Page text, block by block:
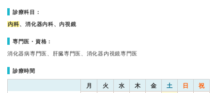
診療科目：
内科、消化器内科、内視鏡
専門医・資格：
消化器病専門医、肝臓専門医、消化器内視鏡専門医
診療時間
月 火 水 木 金 土 日 祝